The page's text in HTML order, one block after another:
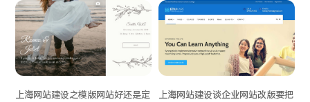
上海网站建设之模版网站好还是定
上海网站建设谈企业网站改版要把